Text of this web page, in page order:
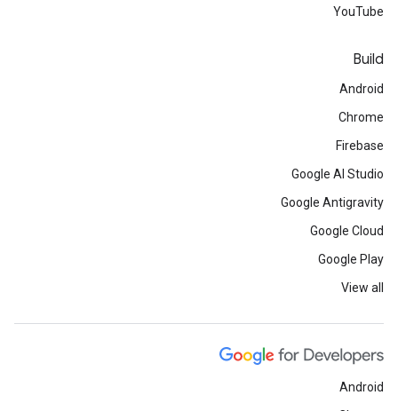
YouTube
Build
Android
Chrome
Firebase
Google AI Studio
Google Antigravity
Google Cloud
Google Play
View all
Android